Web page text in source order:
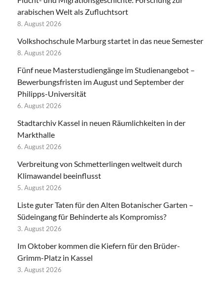
arabischen Welt als Zufluchtsort
8. August 2026
Volkshochschule Marburg startet in das neue Semester
8. August 2026
Fünf neue Masterstudiengänge im Studienangebot –
Bewerbungsfristen im August und September der
Philipps-Universität
6. August 2026
Stadtarchiv Kassel in neuen Räumlichkeiten in der
Markthalle
6. August 2026
Verbreitung von Schmetterlingen weltweit durch
Klimawandel beeinflusst
5. August 2026
Liste guter Taten für den Alten Botanischer Garten –
Südeingang für Behinderte als Kompromiss?
3. August 2026
Im Oktober kommen die Kiefern für den Brüder-
Grimm-Platz in Kassel
3. August 2026